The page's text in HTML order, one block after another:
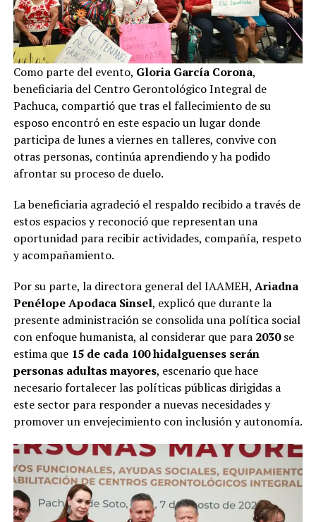
Como parte del evento, Gloria García Corona,
beneficiaria del Centro Gerontológico Integral de
Pachuca, compartió que tras el fallecimiento de su
esposo encontró en este espacio un lugar donde
participa de lunes a viernes en talleres, convive con
otras personas, continúa aprendiendo y ha podido
afrontar su proceso de duelo.
La beneficiaria agradeció el respaldo recibido a través de
estos espacios y reconoció que representan una
oportunidad para recibir actividades, compañía, respeto
y acompañamiento.
Por su parte, la directora general del IAAMEH, Ariadna
Penélope Apodaca Sinsel, explicó que durante la
presente administración se consolida una política social
con enfoque humanista, al considerar que para 2030se
estima que 15 de cada 100 hidalguenses serán
personas adultas mayores, escenario que hace
necesario fortalecer las políticas públicas dirigidas a
este sector para responder a nuevas necesidades y
promover un envejecimiento con inclusión y autonomía.